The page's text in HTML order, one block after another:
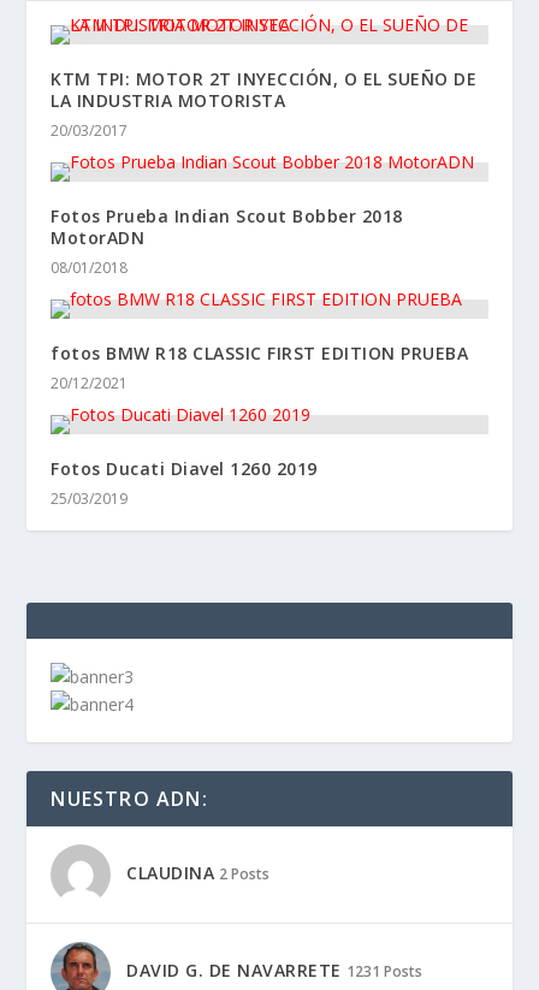
KTM TPI: MOTOR 2T INYECCIÓN, O EL SUEÑO DE
LA INDUSTRIA MOTORISTA
20/03/2017
Fotos Prueba Indian Scout Bobber 2018
MotorADN
08/01/2018
fotos BMW R18 CLASSIC FIRST EDITION PRUEBA
20/12/2021
Fotos Ducati Diavel 1260 2019
25/03/2019
NUESTRO ADN:
CLAUDINA 2 Posts
DAVID G. DE NAVARRETE 1231 Posts